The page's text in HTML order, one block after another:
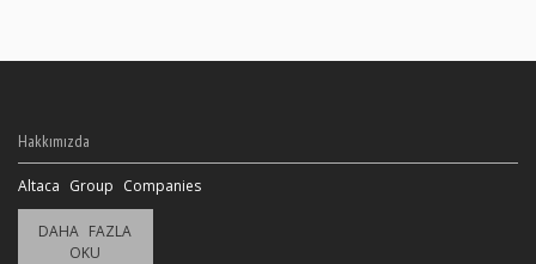
Hakkımızda
Altaca Group Companies
DAHA FAZLA
OKU